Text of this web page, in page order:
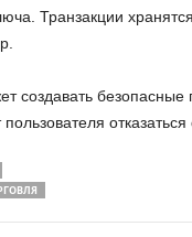
Тран­зак­ции
со­зда­вать